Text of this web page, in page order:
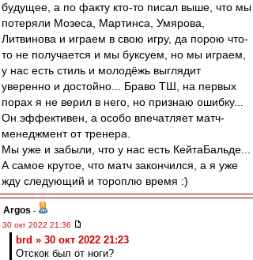
будущее, а по факту кто-то писал выше, что мы
потеряли Мозеса, Мартинса, Умярова,
Литвинова и играем в свою игру, да порою что-
то не получается и мы буксуем, но мы играем,
у нас есть стиль и молодёжь выглядит
уверенно и достойно... Браво ТШ, на первых
порах я не верил в него, но признаю ошибку...
Он эффективен, а особо впечатляет матч-
менеджмент от тренера.
Мы уже и забыли, что у нас есть КейтаБальде...
А самое крутое, что матч закончился, а я уже
жду следующий и тороплю время :)
Argos -
30 окт 2022 21:36
brd » 30 окт 2022 21:23
Отскок был от ноги?